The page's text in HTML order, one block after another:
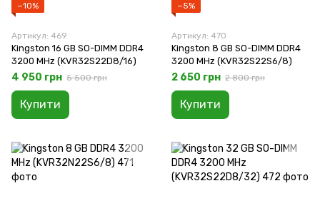
−10%
Артикул: 469
Kingston 16 GB SO-DIMM DDR4
3200 MHz (KVR32S22D8/16)
4 950 грн 5 500 грн
Купити
−5%
Артикул: 470
Kingston 8 GB SO-DIMM DDR4
3200 MHz (KVR32S22S6/8)
2 650 грн 2 800 грн
Купити